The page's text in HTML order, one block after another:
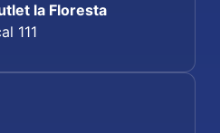
la Floresta
111